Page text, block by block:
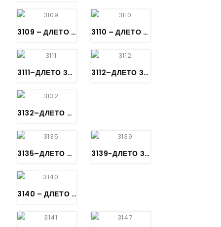
3109 – ДЛЕТО ЗА РЕЗБА – Bildhauerbeitel, gerades Hohleisen (Bohrer) Stich 9, KIRSCHEN 3110 – ДЛЕТО ЗА РЕЗБА – Bildhauerbeitel, gerades Hohleisen (Bohrer) Stich 10, KIRSCHEN
3111–ДЛЕТО ЗА РЕЗБА – Bildhauerbeitel, gerades Hohleisen (Bohrer) Stich 11, KIRSCHEN 3112–ДЛЕТО ЗА РЕЗБА – Bildhauerbeitel, gebogen, Stich 3, KIRSCHEN
3132–ДЛЕТО ЗА РЕЗБА криво – Bildhauerbeitel, gekröpftes Hohleisen (Bohrer), Stich 11 – KIRSCHEN
3135–ДЛЕТО ЗА РЕЗБА спротивно криво – Bildhauerbeitel, gekröpftes Hohleisen (Bohrer), Stich 5 – KIRSCHEN 3139-ДЛЕТО ЗА РЕЗБА – Bildhauerbeitel, gerader Gaißfuß, Stich 39
3140 – ДЛЕТО ЗА РЕЗБА – Bildhauerbeitel, gebogener Gaißfuß, Stich 39 – KIRSCHEN